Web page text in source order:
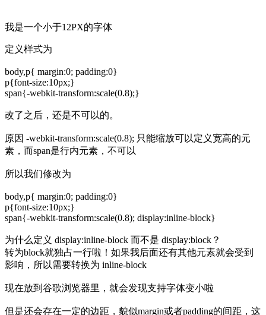
我是一个小于12PX的字体
定义样式为
body,p{ margin:0; padding:0}
p{font-size:10px;}
span{-webkit-transform:scale(0.8);}
改了之后，还是不可以的。
原因 -webkit-transform:scale(0.8); 只能缩放可以定义宽高的元
素，而span是行内元素，不可以
所以我们修改为
body,p{ margin:0; padding:0}
p{font-size:10px;}
span{-webkit-transform:scale(0.8); display:inline-block}
为什么定义 display:inline-block 而不是 display:block？
转为block就独占一行啦！如果我后面还有其他元素就会受到
影响，所以需要转换为 inline-block
现在放到谷歌浏览器里，就会发现支持字体变小啦
但是还会存在一定的边距，貌似margin或者padding的间距，这